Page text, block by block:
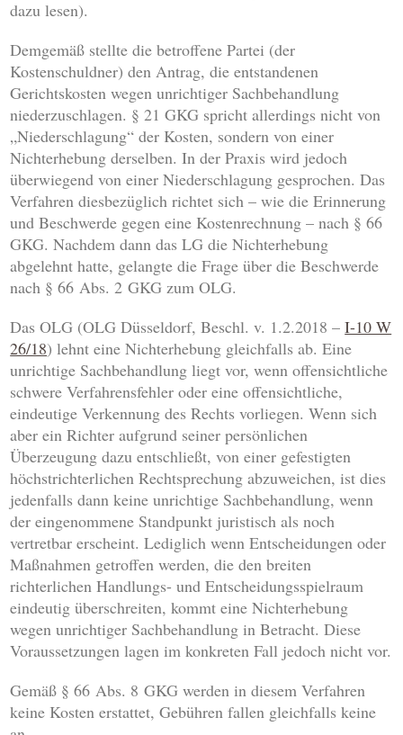
dazu lesen).
Demgemäß stellte die betroffene Partei (der
Kostenschuldner) den Antrag, die entstandenen
Gerichtskosten wegen unrichtiger Sachbehandlung
niederzuschlagen. § 21 GKG spricht allerdings nicht von
„Niederschlagung“ der Kosten, sondern von einer
Nichterhebung derselben. In der Praxis wird jedoch
überwiegend von einer Niederschlagung gesprochen. Das
Verfahren diesbezüglich richtet sich – wie die Erinnerung
und Beschwerde gegen eine Kostenrechnung – nach § 66
GKG. Nachdem dann das LG die Nichterhebung
abgelehnt hatte, gelangte die Frage über die Beschwerde
nach § 66 Abs. 2 GKG zum OLG.
Das OLG (OLG Düsseldorf, Beschl. v. 1.2.2018 –I-10 W
26/18) lehnt eine Nichterhebung gleichfalls ab. Eine
unrichtige Sachbehandlung liegt vor, wenn offensichtliche
schwere Verfahrensfehler oder eine offensichtliche,
eindeutige Verkennung des Rechts vorliegen. Wenn sich
aber ein Richter aufgrund seiner persönlichen
Überzeugung dazu entschließt, von einer gefestigten
höchstrichterlichen Rechtsprechung abzuweichen, ist dies
jedenfalls dann keine unrichtige Sachbehandlung, wenn
der eingenommene Standpunkt juristisch als noch
vertretbar erscheint. Lediglich wenn Entscheidungen oder
Maßnahmen getroffen werden, die den breiten
richterlichen Handlungs- und Entscheidungsspielraum
eindeutig überschreiten, kommt eine Nichterhebung
wegen unrichtiger Sachbehandlung in Betracht. Diese
Voraussetzungen lagen im konkreten Fall jedoch nicht vor.
Gemäß § 66 Abs. 8 GKG werden in diesem Verfahren
keine Kosten erstattet, Gebühren fallen gleichfalls keine